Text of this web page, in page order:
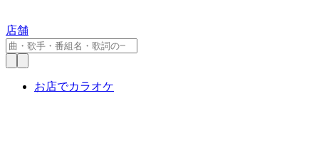
店舗
お店でカラオケ